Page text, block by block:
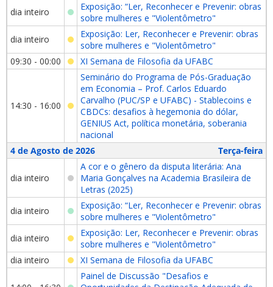
dia inteiro
Exposição: “Ler, Reconhecer e Prevenir: obras
sobre mulheres e "Violentômetro"
dia inteiro
Exposição: Ler, Reconhecer e Prevenir: obras
sobre mulheres e "Violentômetro"
09:30 - 00:00
XI Semana de Filosofia da UFABC
14:30 - 16:00
Seminário do Programa de Pós-Graduação
em Economia – Prof. Carlos Eduardo
Carvalho (PUC/SP e UFABC) - Stablecoins e
CBDCs: desafios à hegemonia do dólar,
GENIUS Act, política monetária, soberania
nacional
4 de Agosto de 2026
Terça-feira
dia inteiro
A cor e o gênero da disputa literária: Ana
Maria Gonçalves na Academia Brasileira de
Letras (2025)
dia inteiro
Exposição: “Ler, Reconhecer e Prevenir: obras
sobre mulheres e "Violentômetro"
dia inteiro
Exposição: Ler, Reconhecer e Prevenir: obras
sobre mulheres e "Violentômetro"
dia inteiro
XI Semana de Filosofia da UFABC
Painel de Discussão "Desafios e